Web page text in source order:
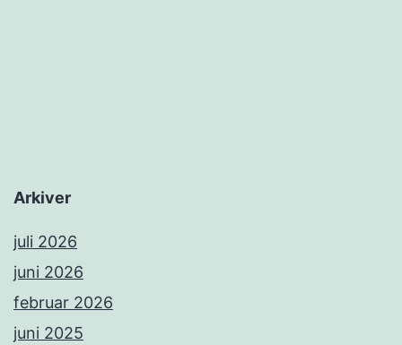
Arkiver
juli 2026
juni 2026
februar 2026
juni 2025